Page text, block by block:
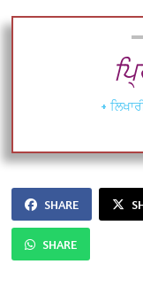
+
SHARE
SHARE